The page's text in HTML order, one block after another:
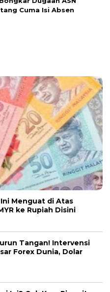
Cuma Isi Absen
Menguat di Atas
ke Rupiah Disini
Tangan! Intervensi
Forex Dunia, Dolar